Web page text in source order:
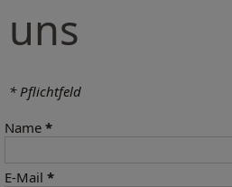
uns
* Pflichtfeld
Name *
E-Mail *